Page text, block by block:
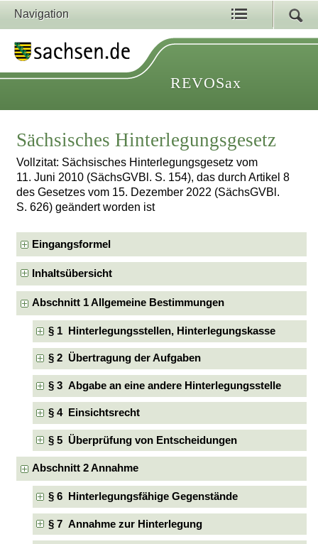
Navigation
REVOSax
Sächsisches Hinterlegungsgesetz
Vollzitat: Sächsisches Hinterlegungsgesetz vom
11. Juni 2010 (SächsGVBl. S. 154), das durch Artikel 8
des Gesetzes vom 15. Dezember 2022 (SächsGVBl.
S. 626) geändert worden ist
Eingangsformel
Inhaltsübersicht
Abschnitt 1 Allgemeine Bestimmungen
§ 1 Hinterlegungsstellen, Hinterlegungskasse
§ 2 Übertragung der Aufgaben
§ 3 Abgabe an eine andere Hinterlegungsstelle
§ 4 Einsichtsrecht
§ 5 Überprüfung von Entscheidungen
Abschnitt 2 Annahme
§ 6 Hinterlegungsfähige Gegenstände
§ 7 Annahme zur Hinterlegung